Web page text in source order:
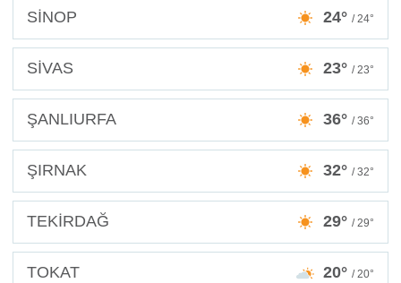
SİNOP 24° / 24°
SİVAS 23° / 23°
ŞANLIURFA 36° / 36°
ŞIRNAK 32° / 32°
TEKİRDAĞ 29° / 29°
TOKAT 20° / 20°